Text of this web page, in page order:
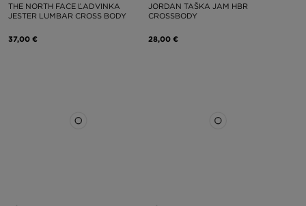
THE NORTH FACE ĽADVINKA
JESTER LUMBAR CROSS BODY
37,00 €
JORDAN TAŠKA JAM HBR
CROSSBODY
28,00 €